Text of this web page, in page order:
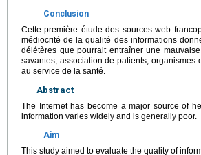
Conclusion
Cette première étude des sources web
médiocrité de la qualité des informations
délétères que pourrait entraîner une
savantes, association de patients,
au service de la santé.
Abstract
The Internet has become a major source of
information varies widely and is generally poor.
Aim
This study aimed to evaluate the quality of